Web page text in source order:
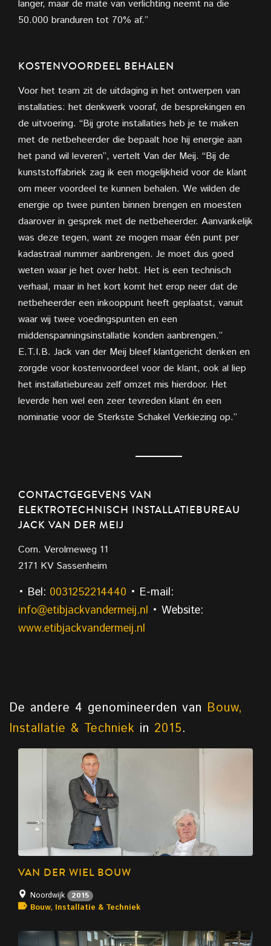
langer, maar de mate van verlichting neemt na die
50.000 branduren tot 70% af.”
KOSTENVOORDEEL BEHALEN
Voor het team zit de uitdaging in het ontwerpen van
installaties: het denkwerk vooraf, de besprekingen en
de uitvoering. “Bij grote installaties heb je te maken
met de netbeheerder die bepaalt hoe hij energie aan
het pand wil leveren”, vertelt Van der Meij. “Bij de
kunststoffabriek zag ik een mogelijkheid voor de klant
om meer voordeel te kunnen behalen. We wilden de
energie op twee punten binnen brengen en moesten
daarover in gesprek met de netbeheerder. Aanvankelijk
was deze tegen, want ze mogen maar één punt per
kadastraal nummer aanbrengen. Je moet dus goed
weten waar je het over hebt. Het is een technisch
verhaal, maar in het kort komt het erop neer dat de
netbeheerder een inkooppunt heeft geplaatst, vanuit
waar wij twee voedingspunten en een
middenspanningsinstallatie konden aanbrengen.”
E.T.I.B. Jack van der Meij bleef klantgericht denken en
zorgde voor kostenvoordeel voor de klant, ook al liep
het installatiebureau zelf omzet mis hierdoor. Het
leverde hen wel een zeer tevreden klant én een
nominatie voor de Sterkste Schakel Verkiezing op.”
CONTACTGEGEVENS VAN
ELEKTROTECHNISCH INSTALLATIEBUREAU
JACK VAN DER MEIJ
Corn. Verolmeweg 11
2171 KV Sassenheim
• Bel: 0031252214440 • E-mail:
info@etibjackvandermeij.nl • Website:
www.etibjackvandermeij.nl
De andere 4 genomineerden van Bouw,
Installatie & Techniek in 2015.
VAN DER WIEL BOUW
Noordwijk 2015
Bouw, Installatie & Techniek